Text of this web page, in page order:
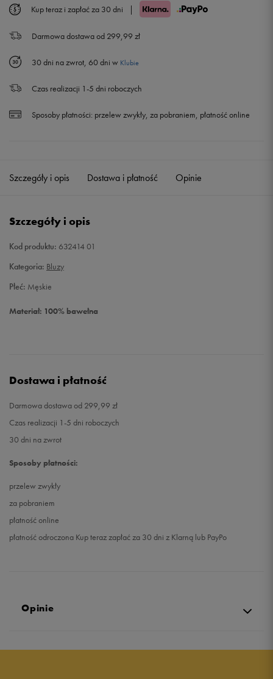
XL
Kup teraz i zapłać za 30 dni |
Darmowa dostawa od 299,99 zł
30 dni na zwrot, 60 dni w Klubie
Czas realizacji 1-5 dni roboczych
Sposoby płatności: przelew zwykły, za pobraniem, płatność online
Szczegóły i opis Dostawa i płatność Opinie
Szczegóły i opis
Kod produktu: 632414 01
Kategoria: Bluzy
Płeć: Męskie
Materiał: 100% bawełna
Dostawa i płatność
Darmowa dostawa od 299,99 zł
Czas realizacji 1-5 dni roboczych
30 dni na zwrot
Sposoby płatności:
przelew zwykły
za pobraniem
płatność online
płatność odroczona Kup teraz zapłać za 30 dni z Klarną lub PayPo
Opinie